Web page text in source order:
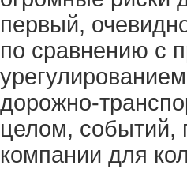
первый,
по сравнению с
дорожно-
целом, событий,
компании для